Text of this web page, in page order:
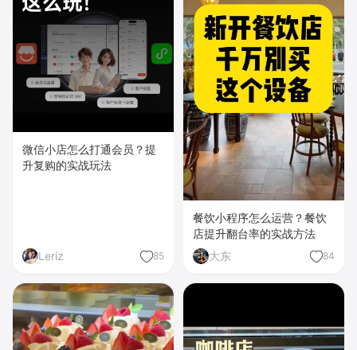
微信小店怎么打通会员？提
升复购的实战玩法
Leriz 85
餐饮小程序怎么运营？餐饮
店提升翻台率的实战方法
大东
84